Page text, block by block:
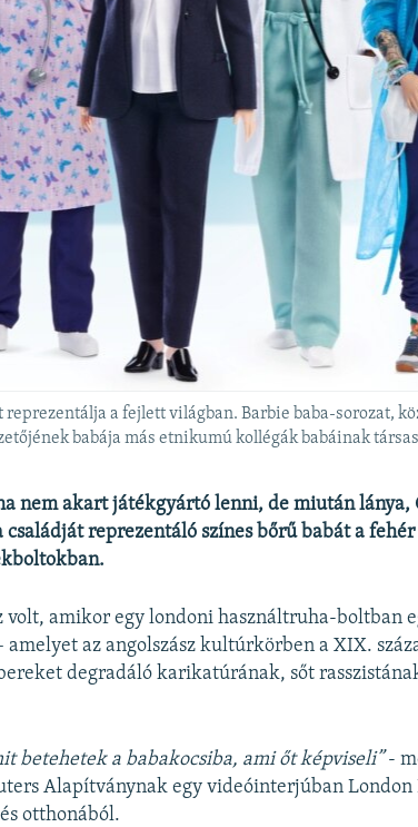
a fejlett világban. Barbie baba-sorozat,
babája más etnikumú kollégák babáinak
nem akart játékgyártó lenni, de miután lánya,
reprezentáló színes bőrű babát a
volt, amikor egy londoni használtruha-boltban
az angolszász kultúrkörben a XIX.
degradáló karikatúrának, sőt
betehetek a babakocsiba, ami őt képviseli”-
Alapítványnak egy videóinterjúban
otthonából.